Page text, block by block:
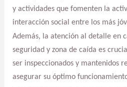
y actividades que fomenten la
interacción social entre los más
Además, la atención al detalle en
seguridad y zona de caída es
ser inspeccionados y mantenidos
asegurar su óptimo